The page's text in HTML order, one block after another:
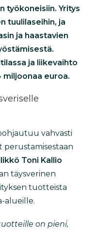
työkoneisiin. Yritys
tuulilaseihin, ja
ja haastavien
ja liikevaihto
miljoonaa euroa.
vahvasti
perustamisestaan
Toni Kallio
täysverinen
tuotteista
alueille.
on pieni,